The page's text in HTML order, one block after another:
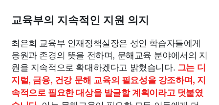
교육부의 지속적인 지원 의지
최은희 교육부 인재정책실장은 성인 학습자들에게
응원과 존경의 뜻을 전하며, 문해교육 분야에서의 지
원을 지속적으로 확대하겠다고 밝혔습니다. 그는 디
지털, 금융, 건강 문해 교육의 필요성을 강조하며, 지
속적으로 필요한 대상을 발굴할 계획이라고 덧붙였